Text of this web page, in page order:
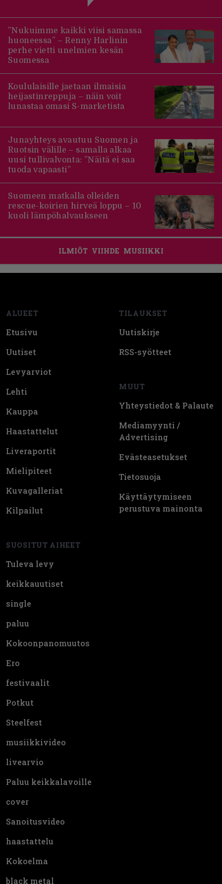
”Nukuimme kaikki viisi samassa
huoneessa” – Renny Harlinin
perhe vietti unelmien kesän
Suomessa
Koululaisille jaetaan ilmaisia
heijastinreppuja – näin voit
lunastaa omasi S-marketista
Junayhteys avautuu Suomen ja
Ruotsin välille – samalla alkaa
uusi tullivalvonta: ”Näitä ei saa
tuoda vapaasti”
Suomeen matkalla olleiden
rescue-koirien hirveä loppu – 10
kuoli lämpöhalvaukseen
ILMIÖT VIIHDE MUSIIKKI
ALUEET
Etusivu
Uutiset
Levyarviot
Lehti
Kauppa
Haastattelut
Liveraportit
Mielipiteet
Kuvagalleriat
Kilpailut
SUOSITUT AIHEET
Tuleva levy
keikkauutiset
single
paluu
Kokoonpanomuutos
Ero
festivaalit
Potkut
Steelfest
musiikkivideo
livearvio
Paluu keikkalavoille
cover
Sanoitusvideo
haastattelu
Kokoelma
black metal
TILAUKSET
Uutiskirje
RSS-syötteet
MUUT
Yhteystiedot & Palaute
Mediamyynti /
Advertising
Evästeasetukset
Tietosuoja
Käyttäytymiseen
perustuva mainonta